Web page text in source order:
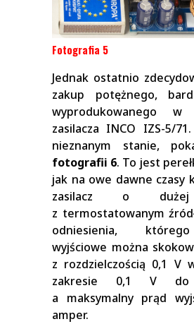
Fotografia 5
Jednak ostatnio
zakup potężnego,
wyprodukowanego
zasilacza INCO IZS-5/
nieznanym stanie,
fotografii 6. To jest
jak na owe dawne czasy
zasilacz o dużej
z termostatowanym
odniesienia,
wyjściowe można
z rozdzielczością 0,1 V
zakresie 0,1 V
a maksymalny prąd
amper.